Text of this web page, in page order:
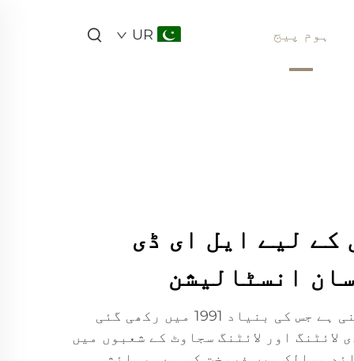
ہوم پیج UR
کے لیے ایل ای ڈی
انسٹالیشن
لائٹ وولف ایک جرمن کمپنی ہے جس کی بنیاد 1991 میں رکھی گئی
لائٹنگ اور لائٹنگ سجاوٹ کے شعبوں میں